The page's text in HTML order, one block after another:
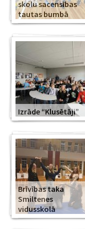
skolu sacensības
tautas bumbā
Izrāde “Klusētāji”
Brīvības taka
Smiltenes
vidusskolā